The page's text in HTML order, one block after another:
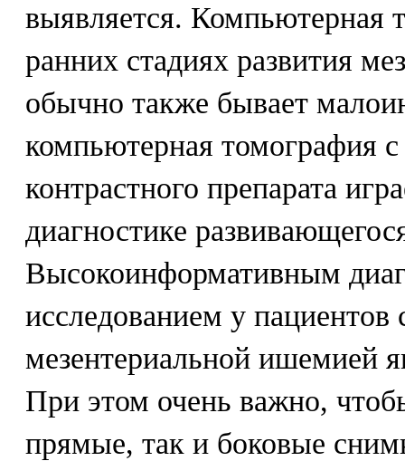
выявляется. Компьютерная
ранних стадиях развития
обычно также бывает
компьютерная томография
контрастного препарата
диагностике
Высокоинформативным
исследованием у пациентов
мезентериальной ишемией
При этом очень важно,
прямые, так и боковые